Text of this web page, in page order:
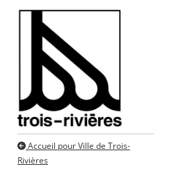
Accueil pour Ville de Trois-
Rivières